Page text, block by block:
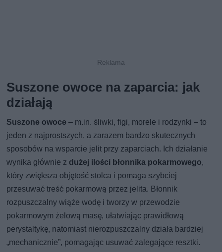
Suszone owoce na zaparcia: jak
działają
Suszone owoce – m.in. śliwki, figi, morele i rodzynki – to
jeden z najprostszych, a zarazem bardzo skutecznych
sposobów na wsparcie jelit przy zaparciach. Ich działanie
wynika głównie z dużej ilości błonnika pokarmowego,
który zwiększa objętość stolca i pomaga szybciej
przesuwać treść pokarmową przez jelita. Błonnik
rozpuszczalny wiąże wodę i tworzy w przewodzie
pokarmowym żelową masę, ułatwiając prawidłową
perystaltykę, natomiast nierozpuszczalny działa bardziej
„mechanicznie”, pomagając usuwać zalegające resztki.